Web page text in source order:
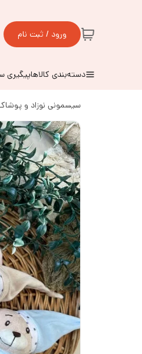
ورود / ثبت نام
دسته‌بندی کالاهاپیگیری
سیسمونی نوزاد و